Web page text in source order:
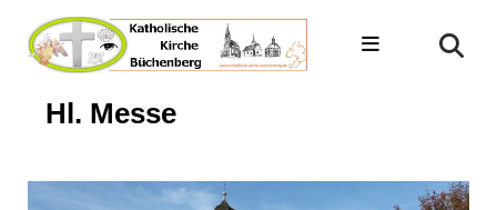
Hl. Messe